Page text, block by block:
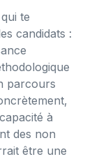
te
candidats :
parcours
à
des non
être une